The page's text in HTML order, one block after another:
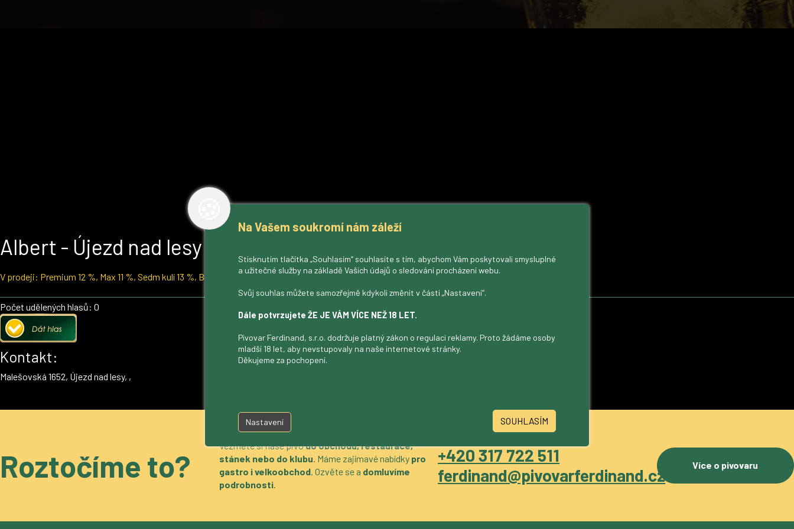
Na Vašem soukromí nám záleží
Stisknutím tlačítka „Souhlasím“ souhlasíte s tím, abychom Vám poskytovali smysluplné
a užitečné služby na základě Vašich údajů o sledování procházení webu.
Svůj souhlas můžete samozřejmě kdykoli změnit v části „Nastavení“.
Dále potvrzujete ŽE JE VÁM VÍCE NEŽ 18 LET.
Pivovar Ferdinand, s.r.o. dodržuje platný zákon o regulaci reklamy. Proto žádáme osoby
mladší 18 let, aby nevstupovaly na naše internetové stránky.
Děkujeme za pochopení.
Nastavení SOUHLASÍM
Albert - Újezd nad lesy
V prodeji: Premium 12 %, Max 11 %, Sedm kulí 13 %, Bezlepkový ležák 12 %, Bezlepkové nealkoholické pivo 0,5 %
Počet udělených hlasů: 0
Kontakt:
Malešovská 1652, Újezd nad lesy, ,
Roztočíme to?
Vezměte si naše pivodo obchodu, restaurace,
stánek nebo do klubu. Máme zajímavé nabídky pro
gastro i velkoobchod. Ozvěte se a domluvíme
podrobnosti.
+420 317 722 511
ferdinand@pivovarferdinand.cz
Více o pivovaru